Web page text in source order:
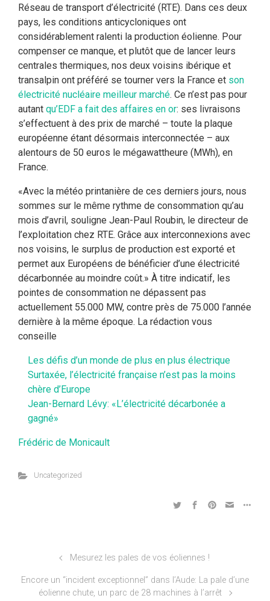
Réseau de transport d’électricité (RTE). Dans ces deux
pays, les conditions anticycloniques ont
considérablement ralenti la production éolienne. Pour
compenser ce manque, et plutôt que de lancer leurs
centrales thermiques, nos deux voisins ibérique et
transalpin ont préféré se tourner vers la France et son
électricité nucléaire meilleur marché. Ce n’est pas pour
autant qu’EDF a fait des affaires en or: ses livraisons
s’effectuent à des prix de marché – toute la plaque
européenne étant désormais interconnectée – aux
alentours de 50 euros le mégawattheure (MWh), en
France.
«Avec la météo printanière de ces derniers jours, nous
sommes sur le même rythme de consommation qu’au
mois d’avril, souligne Jean-Paul Roubin, le directeur de
l’exploitation chez RTE. Grâce aux interconnexions avec
nos voisins, le surplus de production est exporté et
permet aux Européens de bénéficier d’une électricité
décarbonnée au moindre coût.» À titre indicatif, les
pointes de consommation ne dépassent pas
actuellement 55.000 MW, contre près de 75.000 l’année
dernière à la même époque. La rédaction vous
conseille
Les défis d’un monde de plus en plus électrique
Surtaxée, l’électricité française n’est pas la moins
chère d’Europe
Jean-Bernard Lévy: «L’électricité décarbonée a
gagné»
Frédéric de Monicault
Uncategorized
Mesurez les pales de vos éoliennes !
Encore un “incident exceptionnel” dans l’Aude: La pale d’une
éolienne chute, un parc de 28 machines à l’arrêt